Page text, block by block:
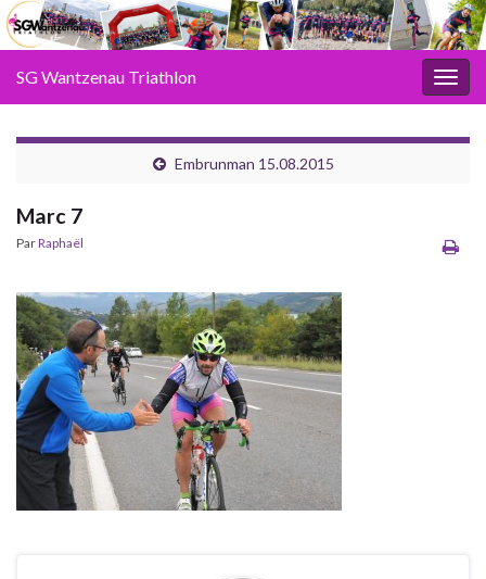
SG Wantzenau Triathlon
Embrunman 15.08.2015
Marc 7
ParRaphaël